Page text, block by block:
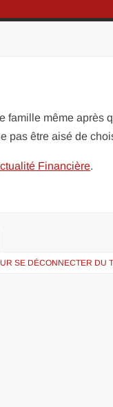
famille même après
pas être aisé de
Financière.
SE DÉCONNECTER DU